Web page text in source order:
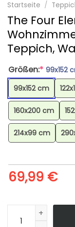
Startseite /
The Four
Teppich,
Größen:* 99x152
99x152 cm
160x200 cm
214x99 cm
69,99 €
The Four